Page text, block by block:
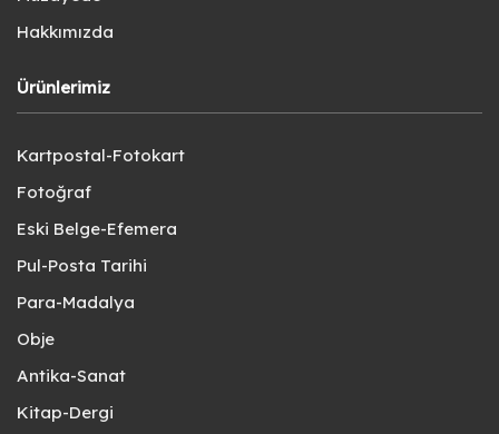
Hakkımızda
Ürünlerimiz
Kartpostal-Fotokart
Fotoğraf
Eski Belge-Efemera
Pul-Posta Tarihi
Para-Madalya
Obje
Antika-Sanat
Kitap-Dergi